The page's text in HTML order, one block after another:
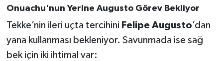
Onuachu'nun Yerine Augusto Görev Bekliyor
Tekke’nin ileri uçta tercihini Felipe Augusto’dan
yana kullanması bekleniyor. Savunmada ise sağ
bek için iki ihtimal var:
Atletizm
Hentbol
At Yarışı